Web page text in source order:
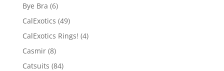
Bye Bra (6)
CalExotics (49)
CalExotics Rings! (4)
Casmir (8)
Catsuits (84)